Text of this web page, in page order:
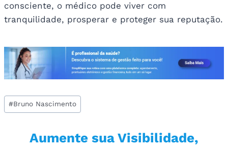
consciente, o médico pode viver com
tranquilidade, prosperar e proteger sua reputação.
Tags
do
#Bruno Nascimento
Aumente sua Visibilidade,